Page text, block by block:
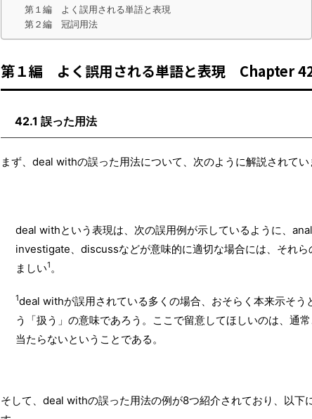
第１編 よく誤用される単語と表現
第２編 冠詞用法
第１編 よく誤用される単語と表現 Chapter
42.1 誤った用法
まず、deal withの誤った用法について、次のように解説されてい
deal withという表現は、次の誤用例が示しているように、
investigate、discussなどが意味的に適切な場合には、それら
ましい1。
1deal withが誤用されている多くの場合、おそらく本来示そう
う「扱う」の意味であろう。ここで留意してほしいのは、通
当たらないということである。
そして、deal withの誤った用法の例が8つ紹介されており、以下